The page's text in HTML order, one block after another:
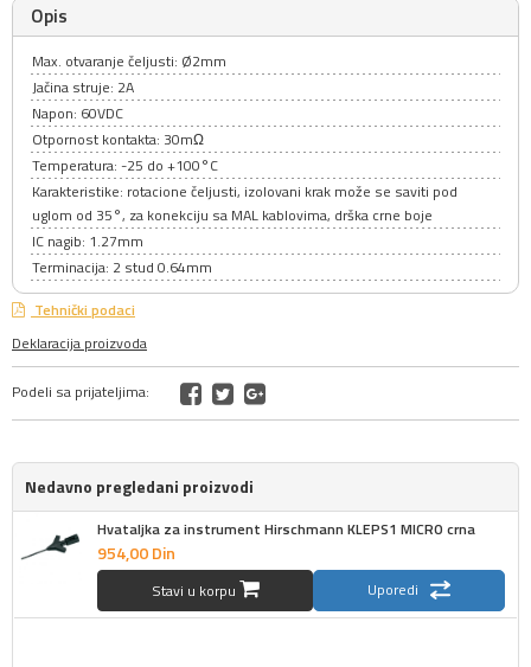
Opis
Max. otvaranje čeljusti: Ø2mm
Jačina struje: 2A
Napon: 60VDC
Otpornost kontakta: 30mΩ
Temperatura: -25 do +100°C
Karakteristike: rotacione čeljusti, izolovani krak može se saviti pod
uglom od 35°, za konekciju sa MAL kablovima, drška crne boje
IC nagib: 1.27mm
Terminacija: 2 stud 0.64mm
Tehnički podaci
Deklaracija proizvoda
Podeli sa prijateljima:
Nedavno pregledani proizvodi
Hvataljka za instrument Hirschmann KLEPS1 MICRO crna
954,00Din
Stavi u korpu Uporedi